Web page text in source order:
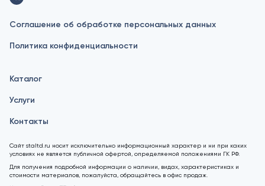
Соглашение об обработке персональных данных
Политика конфиденциальности
Каталог
Услуги
Контакты
Сайт staltd.ru носит исключительно информационный характер и ни при каких
условиях не является публичной офертой, определяемой положениями ГК РФ.
Для получения подробной информации о наличии, видах, характеристиках и
стоимости материалов, пожалуйста, обращайтесь в офис продаж.